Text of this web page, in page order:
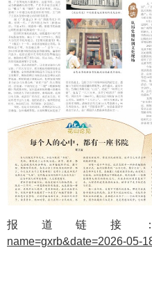
报道链接
name=gxrb&date=2026-05-